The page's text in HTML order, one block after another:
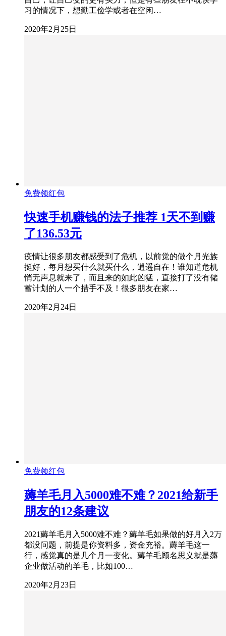
习的情况下，想勤工俭学或者在空闲…
2020年2月25日
免费领红包
快速手机赚钱的法子推荐 1天不到赚
了136.53元
疫情让很多朋友都感受到了危机，以前觉的做个月光族
挺好，每月想买什么就买什么，逍遥自在！谁知道危机
悄无声息就来了，而且来的如此凶猛，直接打了没有储
蓄计划的人一个措手不及！很多朋友在家…
2020年2月24日
免费领红包
薅羊毛月入5000难不难？2021给新手
朋友的12条建议
2021薅羊毛月入5000难不难？薅羊毛如果做的好月入2万
都没问题，前提是你资料多，资金充裕。薅羊毛这一
行，感觉真的是几个月一变化。薅羊毛顾名思义就是薅
企业做活动的羊毛，比如100…
2020年2月23日